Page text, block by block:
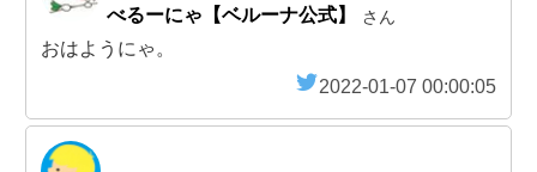
べるーにゃ【ベルーナ公式】 さん
おはようにゃ。
2022-01-07 00:00:05